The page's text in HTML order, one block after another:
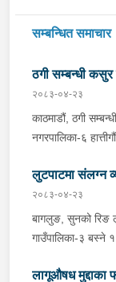
सम्बन्धित समाचार
ठगी सम्बन्धी कसुर
२०८३-०४-२३
काठमाडौं, ठगी
नगरपालिका-६
फरार रहेका उनलाई
खटिएको प्रहरीले
। उनलाई फैसला
छ ।
लुटपाटमा संलग्न
२०८३-०४-२३
बागलुङ, सुनको रिङ
गाउँपालिका-३ बस्ने
धाक धम्की दिई
लागूऔषध मुद्दाका